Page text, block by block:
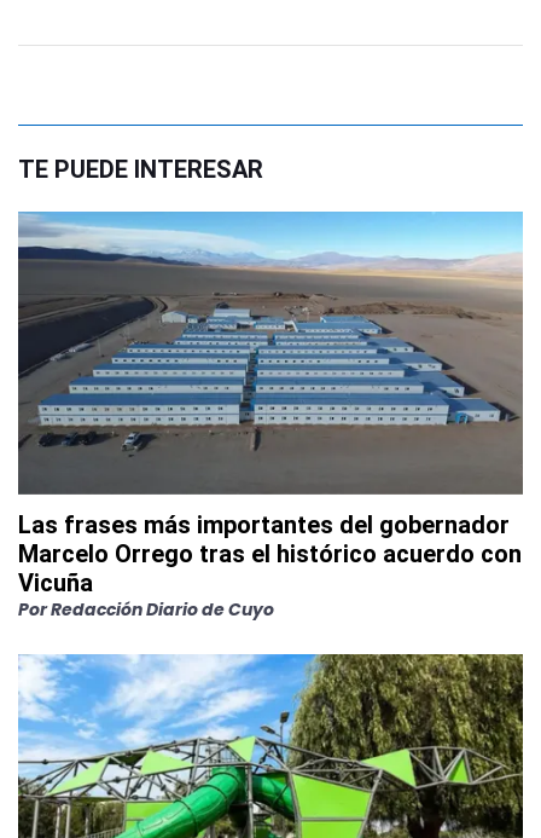
TE PUEDE INTERESAR
Las frases más importantes del gobernador
Marcelo Orrego tras el histórico acuerdo con
Vicuña
PorRedacción Diario de Cuyo